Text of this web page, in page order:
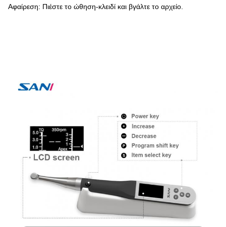
Αφαίρεση: Πιέστε το ώθηση-κλειδί και βγάλτε το αρχείο.